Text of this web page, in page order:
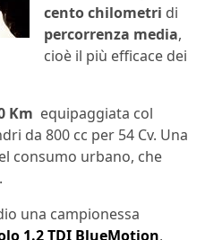
cento chilometri di
percorrenza media,
cioè il più efficace dei
Km equipaggiata col
da 800 cc per 54 Cv. Una
consumo urbano, che
una campionessa
1.2 TDI BlueMotion,